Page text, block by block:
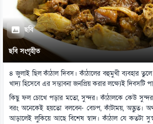
ছবি
ছবি সংগৃহীত
৪ জুলাই ছিল কাঁঠাল দিবস। কাঁঠালের বহুমুখী ব্যবহার তুলে
খাদ্য হিসেবে এর সম্ভাবনা জনপ্রিয় করার লক্ষ্যেই দিবসটি
কিছু ফল চোখে পড়ার মতো, সুন্দর। কাঁঠালকে কেউ সুন্দর
বরং অনেকেই হয়তো বলবেন- বেঢপ, কাঁটাময়, অদ্ভুত।
আড়ালেই লুকিয়ে আছে বিশেষ স্বাদ। কাঁঠাল যে কতটা